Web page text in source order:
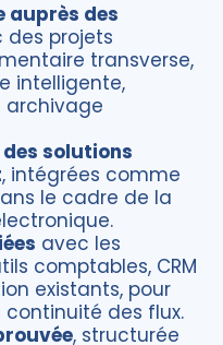
auprès des
des projets
transverse,
intelligente,
archivage
solutions
, intégrées comme
le cadre de la
avec les
comptables, CRM
existants, pour
des flux.
, structurée